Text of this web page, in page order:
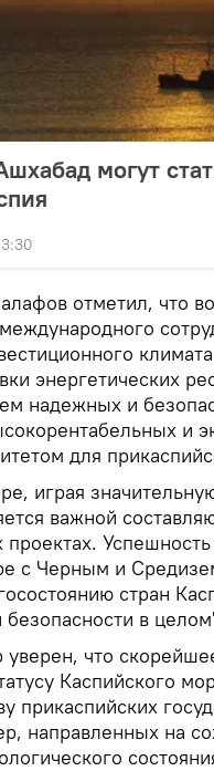
могут
отметил, что
энергетических
надежных и
и
для
играя
важной
проектах.
с Черным и
стран
безопасности в
уверен, что
Каспийского
прикаспийских
направленных на